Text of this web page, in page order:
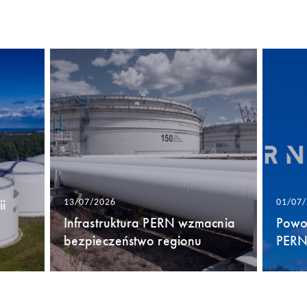
13/07/2026
Infrastruktura PERN wzmacnia
bezpieczeństwo regionu
01/07/